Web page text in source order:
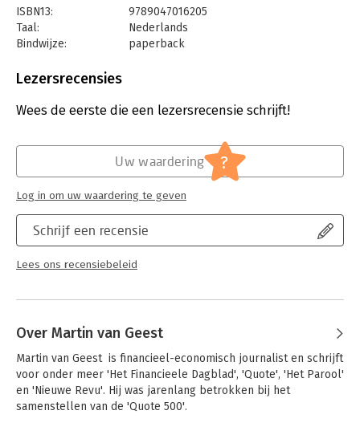
Na de eerste editie van dit boek kon niemand er nog omheen:
Nederland is een belastingparadijs voor iedereen behalve haar
is veranderd.
ISBN13:
9789047016205
Taal:
Nederlands
Bindwijze:
paperback
Uitgever:
Verschijningsdatum:
20-5-2022
Belastingrecht algemeen
Lezersrecensies
Wees de eerste die een lezersrecensie schrijft!
Schrijf een recensie
Lees ons recensiebeleid
Uw waardering ?
Log in om uw waardering te geven
Over Martin van Geest
Martin van Geest  is financieel-economisch journalist en schrijft
voor onder meer 'Het Financieele Dagblad', 'Quote', 'Het Parool'
en 'Nieuwe Revu'. Hij was jarenlang betrokken bij het
samenstellen van de 'Quote 500'.